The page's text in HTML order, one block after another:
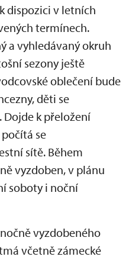
dispozici v letních
termínech.
a vyhledávaný okruh
sezony ještě
oblečení bude
děti se
k přeložení
se
sítě. Během
vyzdoben, v plánu
soboty i noční
vyzdobeného
včetně zámecké